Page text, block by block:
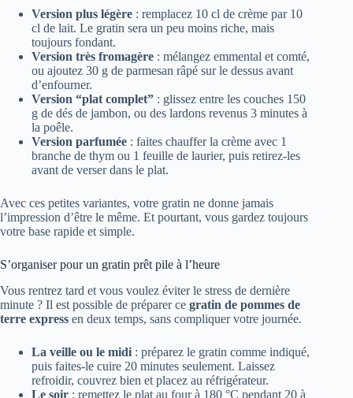
Version plus légère : remplacez 10 cl de crème par 10
cl de lait. Le gratin sera un peu moins riche, mais
toujours fondant.
Version très fromagère : mélangez emmental et comté,
ou ajoutez 30 g de parmesan râpé sur le dessus avant
d’enfourner.
Version “plat complet” : glissez entre les couches 150
g de dés de jambon, ou des lardons revenus 3 minutes à
la poêle.
Version parfumée : faites chauffer la crème avec 1
branche de thym ou 1 feuille de laurier, puis retirez-les
avant de verser dans le plat.
Avec ces petites variantes, votre gratin ne donne jamais
l’impression d’être le même. Et pourtant, vous gardez toujours
votre base rapide et simple.
S’organiser pour un gratin prêt pile à l’heure
Vous rentrez tard et vous voulez éviter le stress de dernière
minute ? Il est possible de préparer ce gratin de pommes de
terre express en deux temps, sans compliquer votre journée.
La veille ou le midi : préparez le gratin comme indiqué,
puis faites-le cuire 20 minutes seulement. Laissez
refroidir, couvrez bien et placez au réfrigérateur.
Le soir : remettez le plat au four à 180 °C pendant 20 à